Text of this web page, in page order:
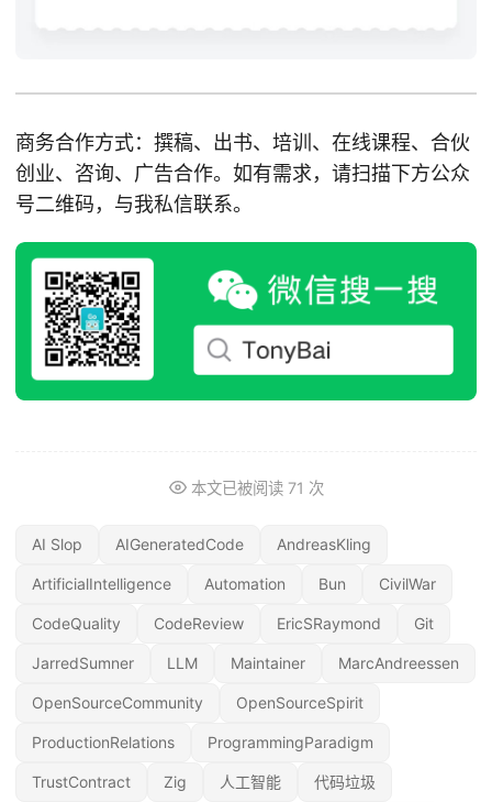
商务合作方式：撰稿、出书、培训、在线课程、合伙
创业、咨询、广告合作。如有需求，请扫描下方公众
号二维码，与我私信联系。
本文已被阅读 71 次
AI Slop AIGeneratedCode AndreasKling
ArtificialIntelligence Automation Bun CivilWar
CodeQuality CodeReview EricSRaymond Git
JarredSumner LLM Maintainer MarcAndreessen
OpenSourceCommunity OpenSourceSpirit
ProductionRelations ProgrammingParadigm
TrustContract Zig 人工智能 代码垃圾